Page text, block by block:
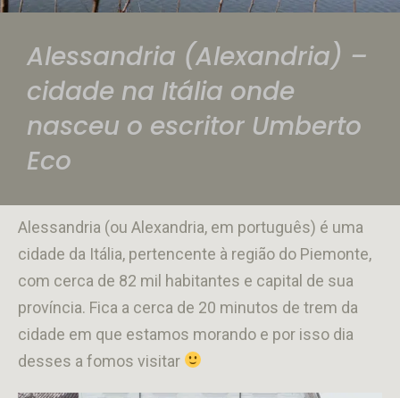
Alessandria (Alexandria) –
cidade na Itália onde
nasceu o escritor Umberto
Eco
Alessandria (ou Alexandria, em português) é uma
cidade da Itália, pertencente à região do Piemonte,
com cerca de 82 mil habitantes e capital de sua
província. Fica a cerca de 20 minutos de trem da
cidade em que estamos morando e por isso dia
desses a fomos visitar